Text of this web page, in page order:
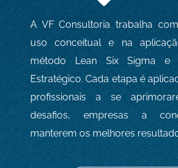
A VF Consultoria trabalha
uso conceitual e na
método Lean Six Sigma e
Estratégico. Cada etapa é
profissionais a se
desafios, empresas a
manterem os melhores